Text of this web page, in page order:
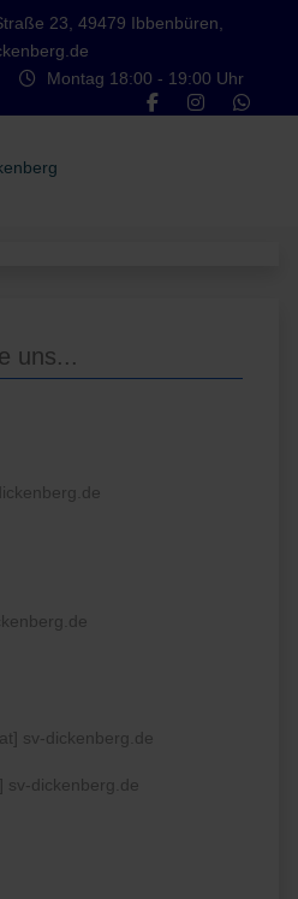
23, 49479 Ibbenbüren,
Montag 18:00 - 19:00 Uhr
uns...
sv-dickenberg.de
sv-dickenberg.de